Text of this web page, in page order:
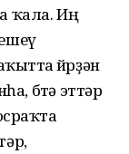
ҡала. Иң
өйөрҙән
бөтә эттәр